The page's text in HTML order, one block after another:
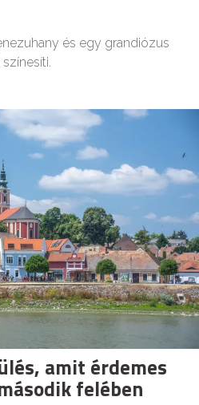
és egy grandiózus
amit érdemes
felében